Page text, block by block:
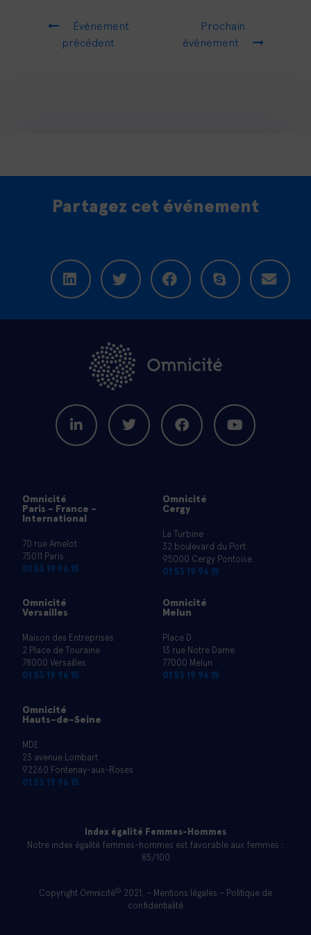
Événement
précédent
Prochain
événement
Partagez cet événement
Omnicité
Paris - France -
International
70 rue Amelot
75011 Paris
01 53 19 96 15
Omnicité
Cergy
La Turbine
32 boulevard du Port
95000 Cergy Pontoise
01 53 19 96 15
Omnicité
Versailles
Maison des Entreprises
2 Place de Touraine
78000 Versailles
01 53 19 96 15
Omnicité
Melun
Place D
13 rue Notre Dame
77000 Melun
01 53 19 96 15
Omnicité
Hauts-de-Seine
MDE
23 avenue Lombart
92260 Fontenay-aux-Roses
01 53 19 96 15
Copyright Omnicité© 2021. – Mentions légales – Politique de
confidentialité
Index égalité Femmes-Hommes
Notre index égalité femmes-hommes est favorable aux femmes :
85/100